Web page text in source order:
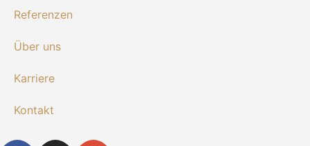
Referenzen
Über uns
Karriere
Kontakt